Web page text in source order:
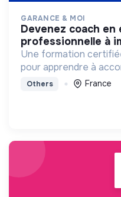
GARANCE & MOI
devenez coach en évolution
professionnelle à
Une formation
pour apprendre à
vers des métiers qui
Others France